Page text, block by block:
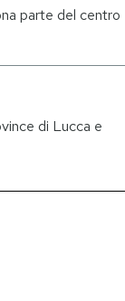
parte del centro
di Lucca e